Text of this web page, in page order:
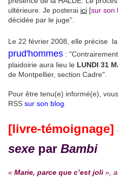
ultérieure. Je posterai ici [sur son
décidée par le juge".
Le 22 février 2008, elle précise la
prud'hommes :
plaidoirie aura lieu le LUNDI 31
de Montpellier, section Cadre".
Pour être tenu(e) informé(e),
RSS sur son blog
[livre-témoignage]
sexe par Bambi
« Marie, parce que c’est joli »,